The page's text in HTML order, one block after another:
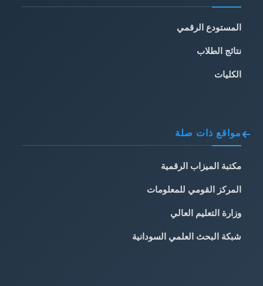
المستودع الرقمي
نتائج الطلاب
الكليات
مواقع ذات صلة
مكتبة الميزاب الرقمية
المركز القومي للمعلومات
وزارة التعليم العالي
شبكة البحث العلمي السودانية